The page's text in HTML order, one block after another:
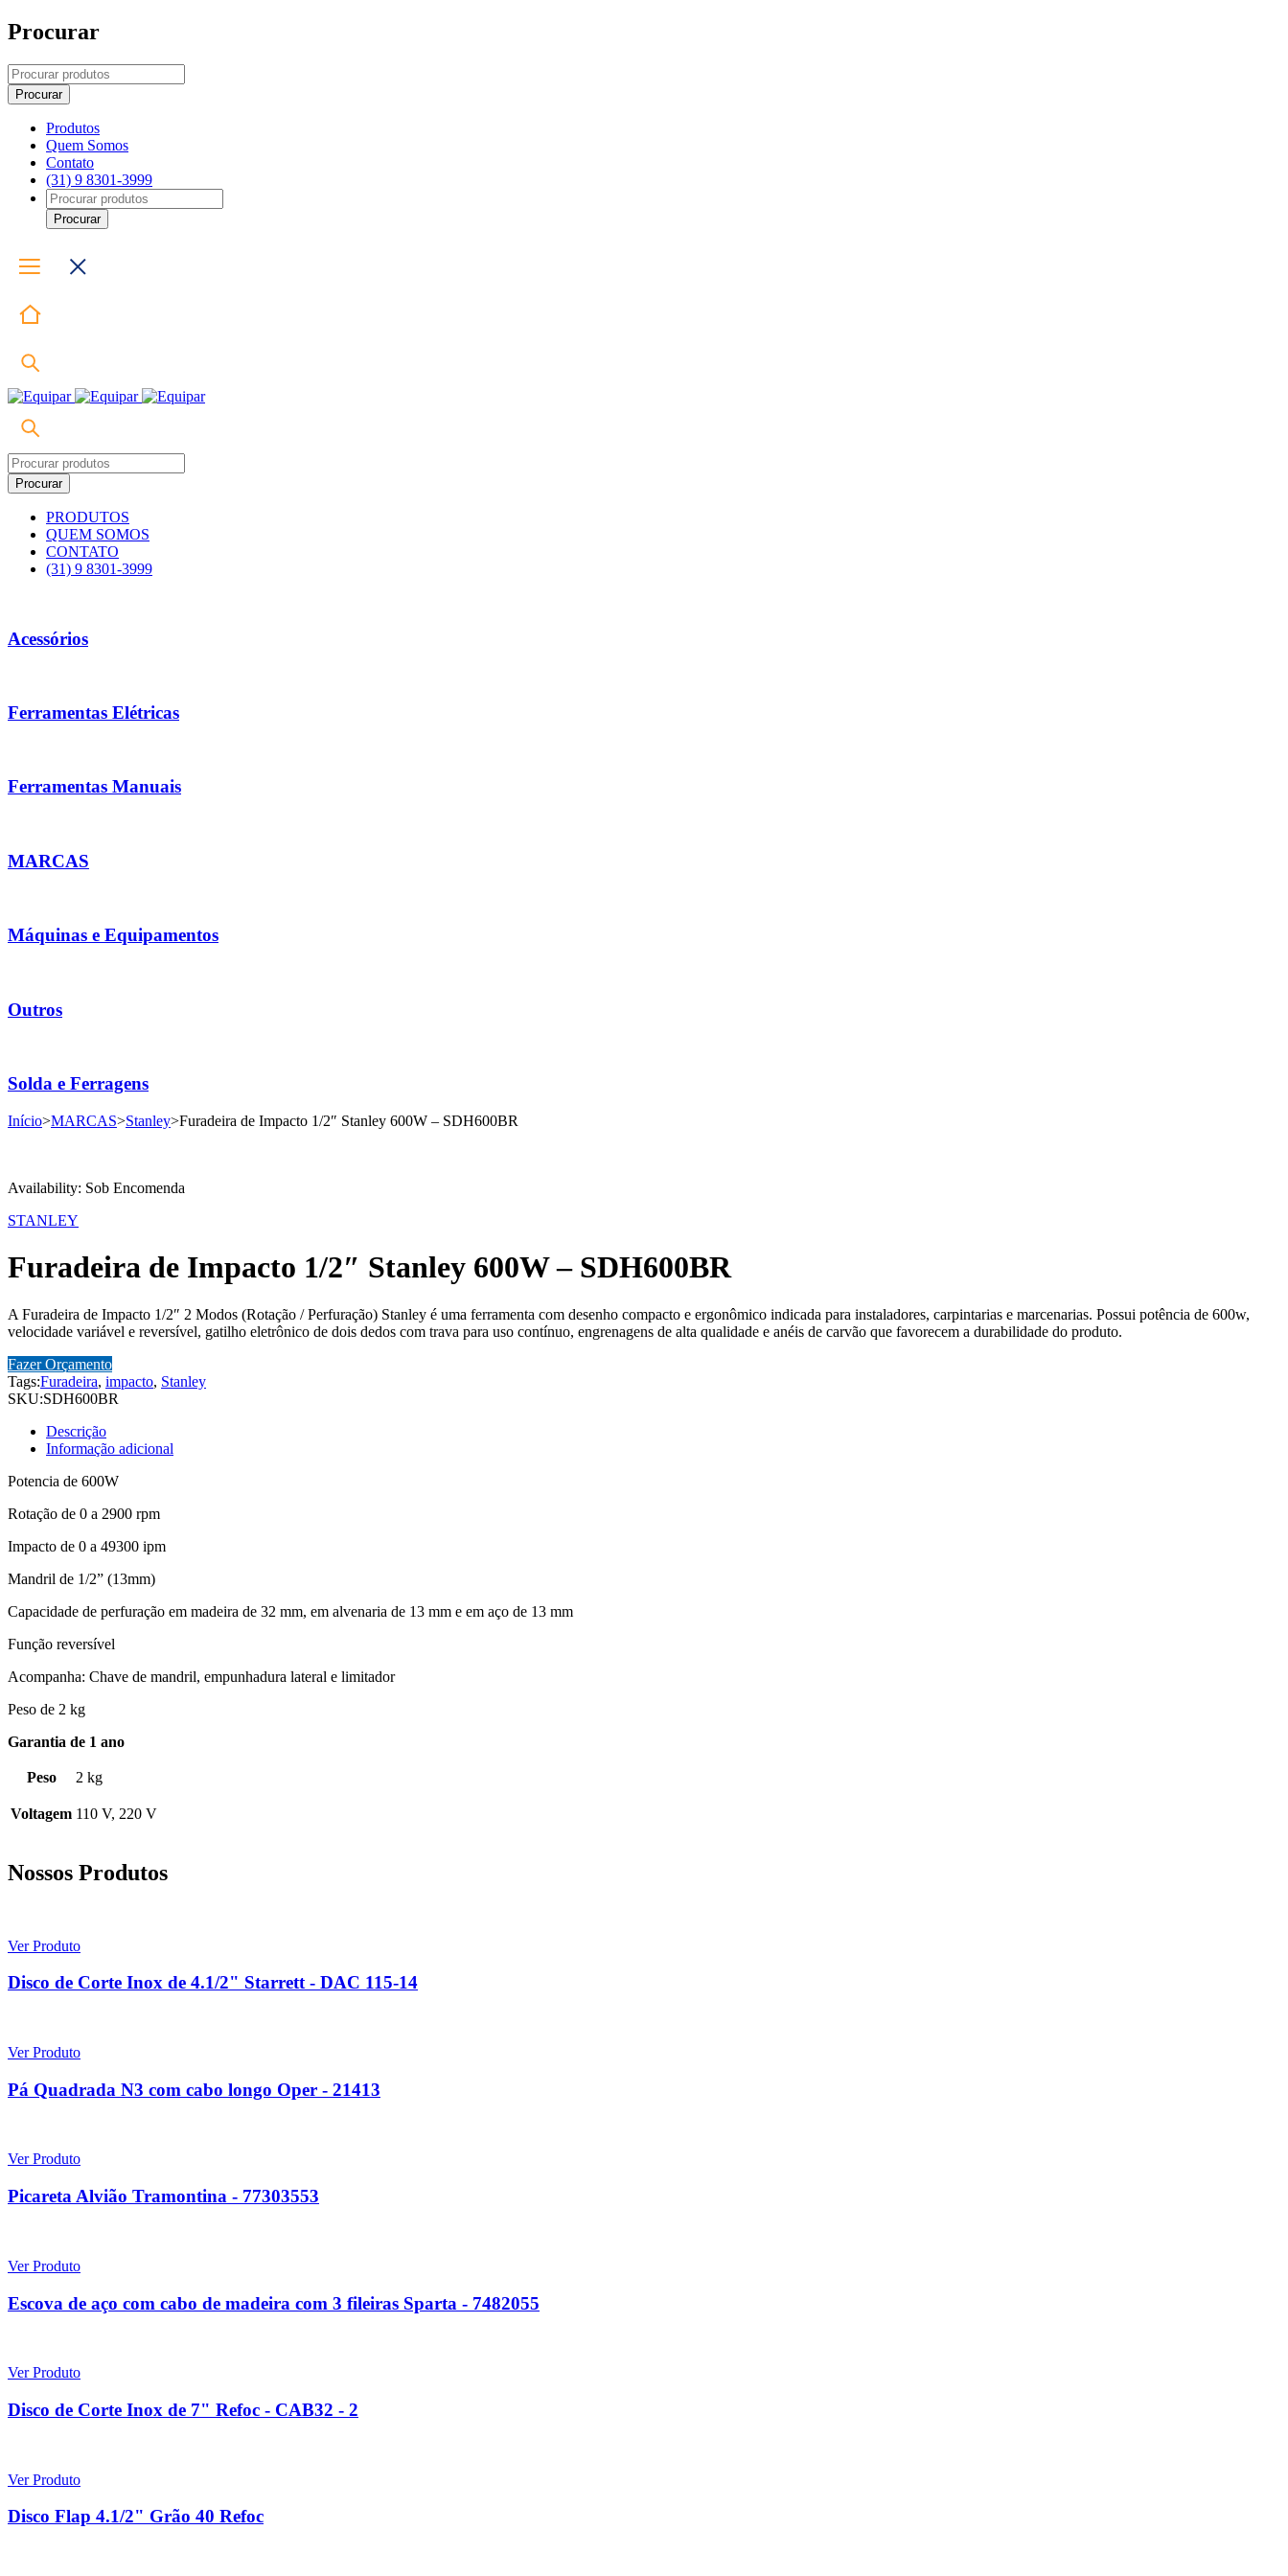
Procurar
Produtos
Quem Somos
Contato
(31) 9 8301-3999
PRODUTOS
QUEM SOMOS
CONTATO
(31) 9 8301-3999
Acessórios
Ferramentas Elétricas
Ferramentas Manuais
MARCAS
Máquinas e Equipamentos
Outros
Solda e Ferragens
Início>MARCAS>Stanley>Furadeira de Impacto 1/2″ Stanley 600W – SDH600BR
Availability: Sob Encomenda
STANLEY
Furadeira de Impacto 1/2″ Stanley 600W – SDH600BR
A Furadeira de Impacto 1/2″ 2 Modos (Rotação / Perfuração) Stanley é uma ferramenta com desenho compacto e ergonômico indicada para instaladores, carpintarias e marcenarias. Possui potência de 600w,
velocidade variável e reversível, gatilho eletrônico de dois dedos com trava para uso contínuo, engrenagens de alta qualidade e anéis de carvão que favorecem a durabilidade do produto.
Fazer Orçamento
Tags:Furadeira, impacto, Stanley
SKU:SDH600BR
Descrição
Informação adicional
Potencia de 600W
Rotação de 0 a 2900 rpm
Impacto de 0 a 49300 ipm
Mandril de 1/2” (13mm)
Capacidade de perfuração em madeira de 32 mm, em alvenaria de 13 mm e em aço de 13 mm
Função reversível
Acompanha: Chave de mandril, empunhadura lateral e limitador
Peso de 2 kg
Garantia de 1 ano
Peso 2 kg
Voltagem 110 V, 220 V
Nossos Produtos
Ver Produto
Disco de Corte Inox de 4.1/2" Starrett - DAC 115-14
Ver Produto
Pá Quadrada N3 com cabo longo Oper - 21413
Ver Produto
Picareta Alvião Tramontina - 77303553
Ver Produto
Escova de aço com cabo de madeira com 3 fileiras Sparta - 7482055
Ver Produto
Disco de Corte Inox de 7" Refoc - CAB32 - 2
Ver Produto
Disco Flap 4.1/2" Grão 40 Refoc